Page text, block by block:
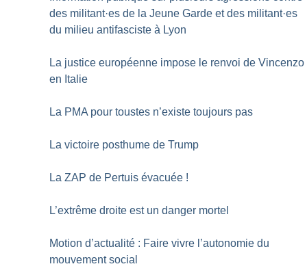
des militant·es de la Jeune Garde et des militant·es
du milieu antifasciste à Lyon
La justice européenne impose le renvoi de Vincenzo
en Italie
La PMA pour toustes n’existe toujours pas
La victoire posthume de Trump
La ZAP de Pertuis évacuée !
L’extrême droite est un danger mortel
Motion d’actualité : Faire vivre l’autonomie du
mouvement social